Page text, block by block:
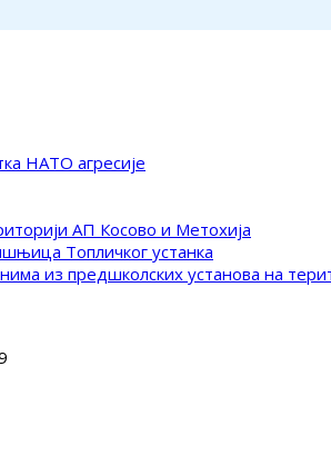
НАТО агресије
АП Косово и Метохија
Топличког устанка
из предшколских установа на